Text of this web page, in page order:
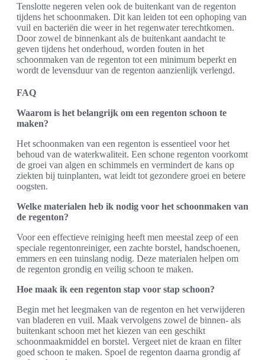
Tenslotte negeren velen ook de buitenkant van de regenton
tijdens het schoonmaken. Dit kan leiden tot een ophoping van
vuil en bacteriën die weer in het regenwater terechtkomen.
Door zowel de binnenkant als de buitenkant aandacht te
geven tijdens het onderhoud, worden fouten in het
schoonmaken van de regenton tot een minimum beperkt en
wordt de levensduur van de regenton aanzienlijk verlengd.
FAQ
Waarom is het belangrijk om een regenton schoon te
maken?
Het schoonmaken van een regenton is essentieel voor het
behoud van de waterkwaliteit. Een schone regenton voorkomt
de groei van algen en schimmels en vermindert de kans op
ziekten bij tuinplanten, wat leidt tot gezondere groei en betere
oogsten.
Welke materialen heb ik nodig voor het schoonmaken van
de regenton?
Voor een effectieve reiniging heeft men meestal zeep of een
speciale regentonreiniger, een zachte borstel, handschoenen,
emmers en een tuinslang nodig. Deze materialen helpen om
de regenton grondig en veilig schoon te maken.
Hoe maak ik een regenton stap voor stap schoon?
Begin met het leegmaken van de regenton en het verwijderen
van bladeren en vuil. Maak vervolgens zowel de binnen- als
buitenkant schoon met het kiezen van een geschikt
schoonmaakmiddel en borstel. Vergeet niet de kraan en filter
goed schoon te maken. Spoel de regenton daarna grondig af